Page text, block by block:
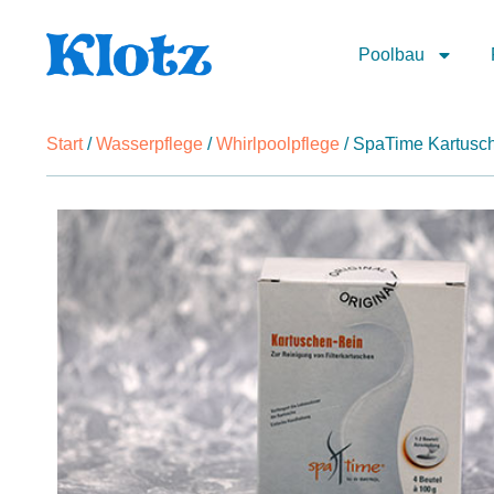
Poolbau
Start/Wasserpflege /Whirlpoolpflege / SpaTime